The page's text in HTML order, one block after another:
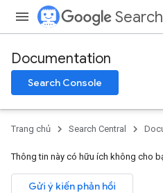
Documentation
Search Console
Trang chủ Search Central
Thông tin này có hữu ích không cho
Gửi ý kiến phản hồi